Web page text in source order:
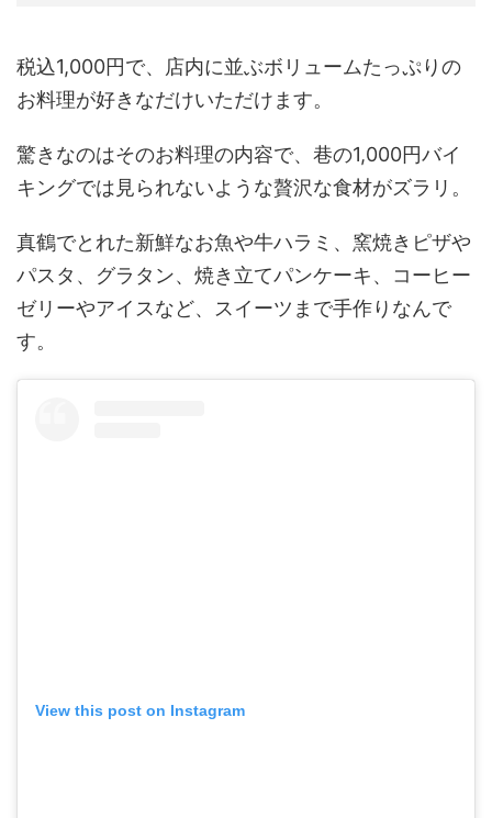
税込1,000円で、店内に並ぶボリュームたっぷりの
お料理が好きなだけいただけます。
驚きなのはそのお料理の内容で、巷の1,000円バイ
キングでは見られないような贅沢な食材がズラリ。
真鶴でとれた新鮮なお魚や牛ハラミ、窯焼きピザや
パスタ、グラタン、焼き立てパンケーキ、コーヒー
ゼリーやアイスなど、スイーツまで手作りなんで
す。
View this post on Instagram